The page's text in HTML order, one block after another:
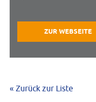
ZUR WEBSEITE
« Zurück zur Liste